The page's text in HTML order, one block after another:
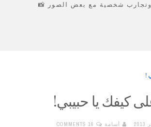
وتجارب شخصية مع بعض الصور 📸
كيفك يا حبيبي!
أسامة 16 COMMENTS